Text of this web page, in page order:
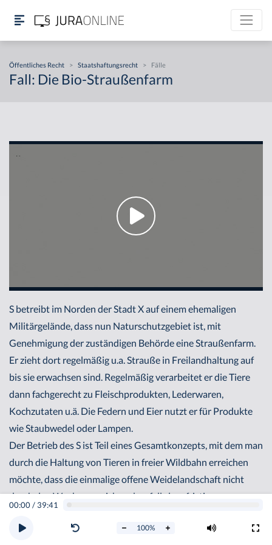
Öffentliches Recht > Staatshaftungsrecht > Fälle
Fall: Die Bio-Straußenfarm
00:00/ 39:41
100%
S betreibt im Norden der Stadt X auf einem ehemaligen
Militärgelände, dass nun Naturschutzgebiet ist, mit
Genehmigung der zuständigen Behörde eine Straußenfarm.
Er zieht dort regelmäßig u.a. Strauße in Freilandhaltung auf
bis sie erwachsen sind. Regelmäßig verarbeitet er die Tiere
dann fachgerecht zu Fleischprodukten, Lederwaren,
Kochzutaten u.ä. Die Federn und Eier nutzt er für Produkte
wie Staubwedel oder Lampen.
Der Betrieb des S ist Teil eines Gesamtkonzepts, mit dem man
durch die Haltung von Tieren in freier Wildbahn erreichen
möchte, dass die einmalige offene Weidelandschaft nicht
durch den Wuchs von sich andernfalls langfristig
Aufgabe der Strauße und der anderen Tiere ist, durch ihr